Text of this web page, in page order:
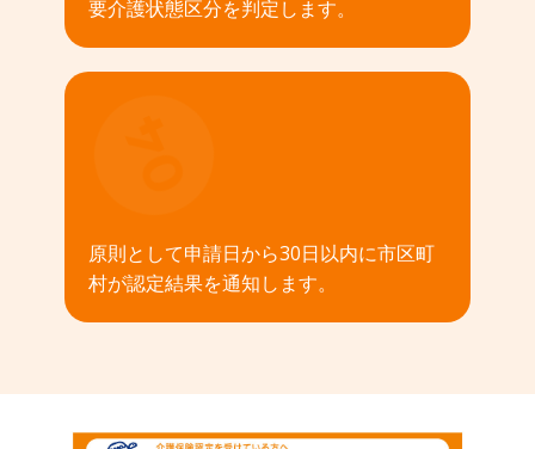
要介護状態区分を判定します。
原則として申請日から30日以内に市区町
村が認定結果を通知します。